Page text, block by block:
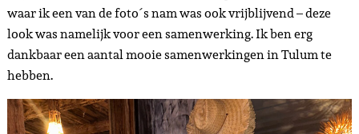
waar ik een van de foto´s nam was ook vrijblijvend – deze
look was namelijk voor een samenwerking. Ik ben erg
dankbaar een aantal mooie samenwerkingen in Tulum te
hebben.